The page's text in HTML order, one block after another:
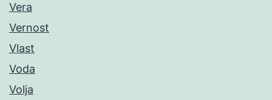
Vera
Vernost
Vlast
Voda
Volja